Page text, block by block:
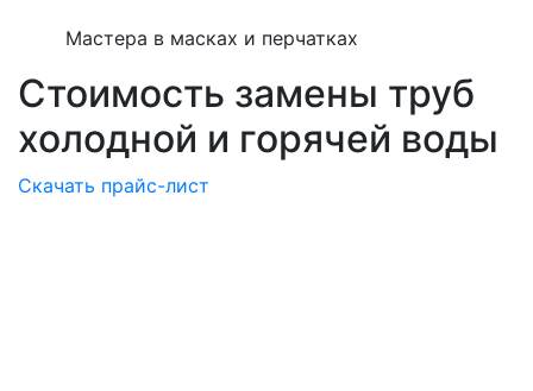
Мастера в масках и перчатках
Стоимость замены труб
холодной и горячей воды
Скачать прайс-лист